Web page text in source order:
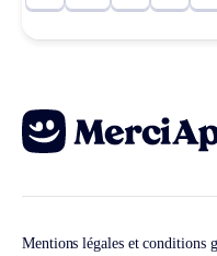
Mentions légales et conditions